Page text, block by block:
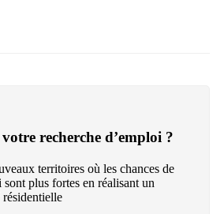
recherche d’emploi ?
territoires où les chances de
plus fortes en réalisant un